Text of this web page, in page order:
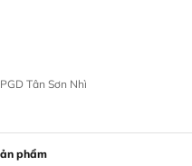
phẩm
Tân Sơn Nhì